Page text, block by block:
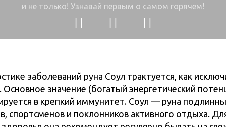
и не только! Узнавай первым о самом горячем!
заболеваний руна Соул трактуется, как
Основное значение (богатый энергетический
в крепкий иммунитет. Соул — руна
спортсменов и поклонников активного отдыха.